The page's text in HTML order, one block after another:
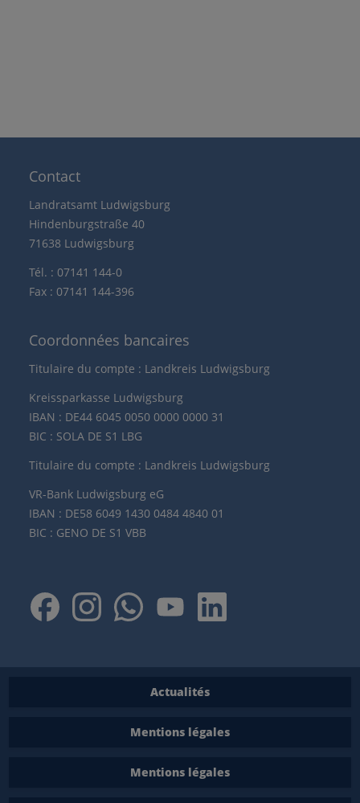
Contact
Landratsamt Ludwigsburg
Hindenburgstraße 40
71638 Ludwigsburg
Tél. : 07141 144-0
Fax : 07141 144-396
Coordonnées bancaires
Titulaire du compte : Landkreis Ludwigsburg
Kreissparkasse Ludwigsburg
IBAN : DE44 6045 0050 0000 0000 31
BIC : SOLA DE S1 LBG
Titulaire du compte : Landkreis Ludwigsburg
VR-Bank Ludwigsburg eG
IBAN : DE58 6049 1430 0484 4840 01
BIC : GENO DE S1 VBB
Actualités
Mentions légales
Mentions légales